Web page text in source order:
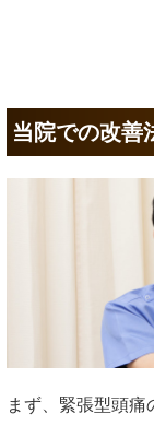
当院での改善
まず、緊張型頭